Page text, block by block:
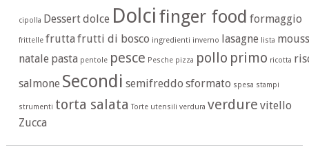
cipolla Dessertdolce Dolci finger food formaggio
frittelle frutta frutti di bosco ingredienti inverno lasagne lista
natale pasta pentole pesce Pesche pizza pollo primo ricotta
salmone Secondi semifreddo sformato spesa stampi
strumenti torta salata Torte utensili verdura verdure vitello
Zucca